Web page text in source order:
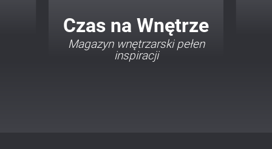
Twój Dom Twój Styl
Porady i inspiracje w
najmodniejszych stylach